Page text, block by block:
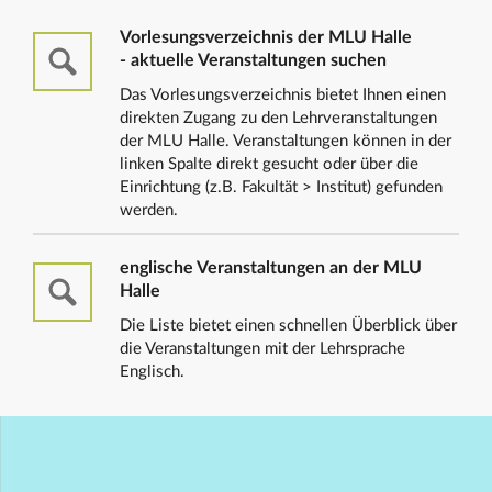
Vorlesungsverzeichnis der MLU Halle
- aktuelle Veranstaltungen suchen
Das Vorlesungsverzeichnis bietet Ihnen einen
direkten Zugang zu den Lehrveranstaltungen
der MLU Halle. Veranstaltungen können in der
linken Spalte direkt gesucht oder über die
Einrichtung (z.B. Fakultät > Institut) gefunden
werden.
englische Veranstaltungen an der MLU
Halle
Die Liste bietet einen schnellen Überblick über
die Veranstaltungen mit der Lehrsprache
Englisch.